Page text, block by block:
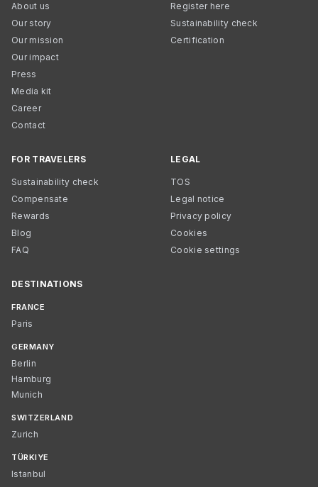
About us
Our story
Our mission
Our impact
Press
Media kit
Career
Contact
Register here
Sustainability check
Certification
FOR TRAVELERS
Sustainability check
Compensate
Rewards
Blog
FAQ
LEGAL
TOS
Legal notice
Privacy policy
Cookies
Cookie settings
DESTINATIONS
FRANCE
Paris
GERMANY
Berlin
Hamburg
Munich
SWITZERLAND
Zurich
TÜRKIYE
Istanbul